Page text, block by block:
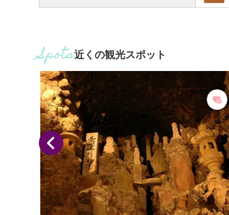
近くの観光スポット